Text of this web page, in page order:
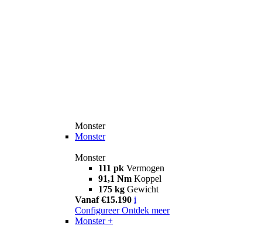
Monster
Monster
Monster
111 pk Vermogen
91,1 Nm Koppel
175 kg Gewicht
Vanaf €15.190 i
Configureer Ontdek meer
Monster +